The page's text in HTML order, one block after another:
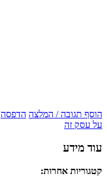
הוסף תגובה / המלצה הדפסה
על עסק זה
עוד מידע
קטגוריות אחרות: